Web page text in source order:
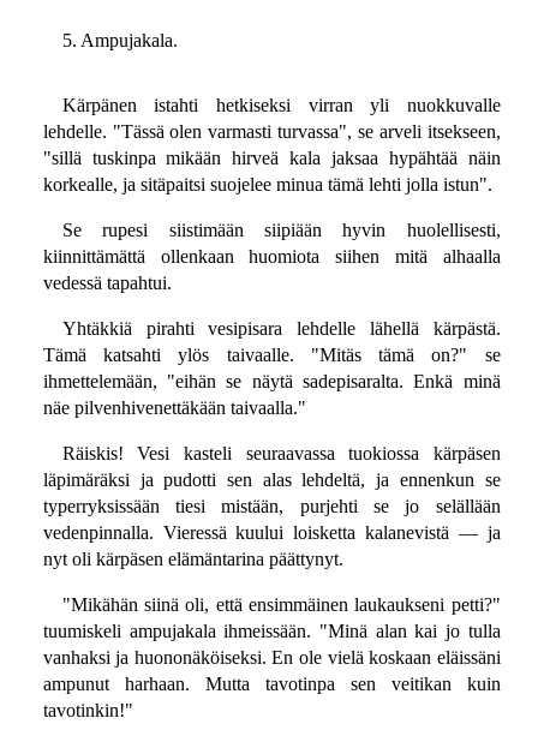
5. Ampujakala.
Kärpänen istahti hetkiseksi virran yli nuokkuvalle
lehdelle. "Tässä olen varmasti turvassa", se arveli itsekseen,
"sillä tuskinpa mikään hirveä kala jaksaa hypähtää näin
korkealle, ja sitäpaitsi suojelee minua tämä lehti jolla istun".
Se rupesi siistimään siipiään hyvin huolellisesti,
kiinnittämättä ollenkaan huomiota siihen mitä alhaalla
vedessä tapahtui.
Yhtäkkiä pirahti vesipisara lehdelle lähellä kärpästä.
Tämä katsahti ylös taivaalle. "Mitäs tämä on?" se
ihmettelemään, "eihän se näytä sadepisaralta. Enkä minä
näe pilvenhivenettäkään taivaalla."
Räiskis! Vesi kasteli seuraavassa tuokiossa kärpäsen
läpimäräksi ja pudotti sen alas lehdeltä, ja ennenkun se
typerryksissään tiesi mistään, purjehti se jo selällään
vedenpinnalla. Vieressä kuului loisketta kalanevistä — ja
nyt oli kärpäsen elämäntarina päättynyt.
"Mikähän siinä oli, että ensimmäinen laukaukseni petti?"
tuumiskeli ampujakala ihmeissään. "Minä alan kai jo tulla
vanhaksi ja huononäköiseksi. En ole vielä koskaan eläissäni
ampunut harhaan. Mutta tavotinpa sen veitikan kuin
tavotinkin!"